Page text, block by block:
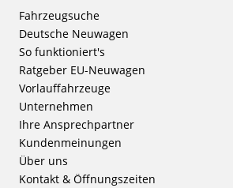
Fahrzeugsuche
Deutsche Neuwagen
So funktioniert's
Ratgeber EU-Neuwagen
Vorlauffahrzeuge
Unternehmen
Ihre Ansprechpartner
Kundenmeinungen
Über uns
Kontakt & Öffnungszeiten